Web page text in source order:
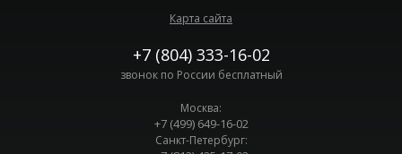
Карта сайта
+7 (804) 333-16-02
звонок по России бесплатный
Москва:
+7 (499) 649-16-02
Санкт-Петербург: